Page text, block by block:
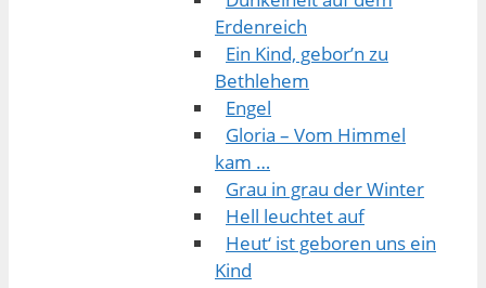
Erdenreich
Ein Kind, gebor’n zu
Bethlehem
Engel
Gloria – Vom Himmel
kam …
Grau in grau der Winter
Hell leuchtet auf
Heut‘ ist geboren uns ein
Kind